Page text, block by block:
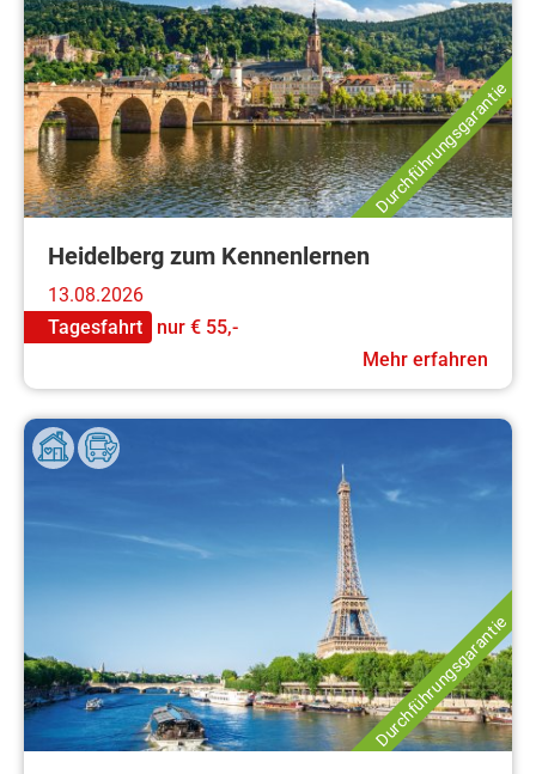
Durchführungsgarantie
Heidelberg zum Kennenlernen
13.08.2026
Tagesfahrt
nur € 55,-
Mehr erfahren
Durchführungsgarantie